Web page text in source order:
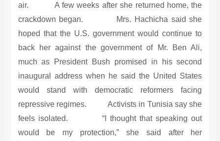
air. A few weeks after she returned home, the
crackdown began. Mrs. Hachicha said she
hoped that the U.S. government would continue to
back her against the government of Mr. Ben Ali,
much as President Bush promised in his second
inaugural address when he said the United States
would stand with democratic reformers facing
repressive regimes. Activists in Tunisia say she
feels isolated. “I thought that speaking out
would be my protection,” she said after her